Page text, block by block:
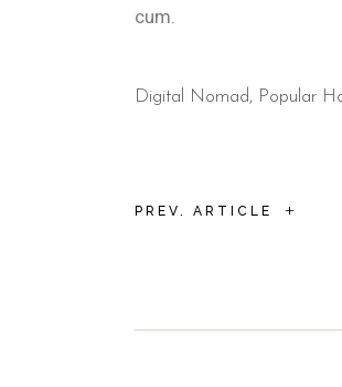
cum.
Digital Nomad, Popular
PREV. ARTICLE +